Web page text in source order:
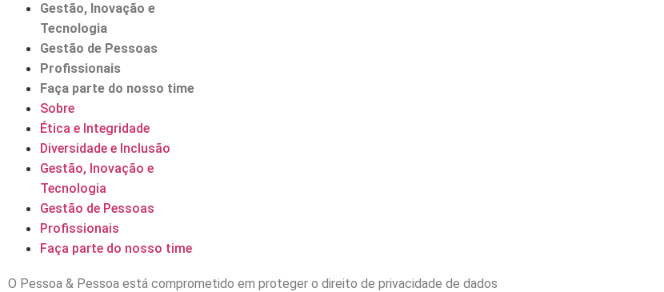
Gestão, Inovação e
Tecnologia
Gestão de Pessoas
Profissionais
Faça parte do nosso time
Sobre
Ética e Integridade
Diversidade e Inclusão
Gestão, Inovação e
Tecnologia
Gestão de Pessoas
Profissionais
Faça parte do nosso time
O Pessoa & Pessoa está comprometido em proteger o direito de privacidade de dados